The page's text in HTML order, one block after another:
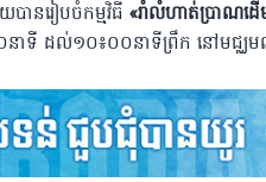
ានរៀបចំកម្មវិធី «រាំលំហាត់ប្រាណដ
នាទី ដល់១០៖០០នាទីព្រឹក នៅមជ្ឈម